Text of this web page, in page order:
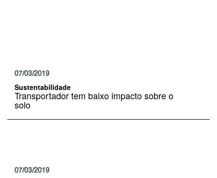
07/03/2019
Sustentabilidade
Transportador tem baixo impacto sobre o
solo
07/03/2019